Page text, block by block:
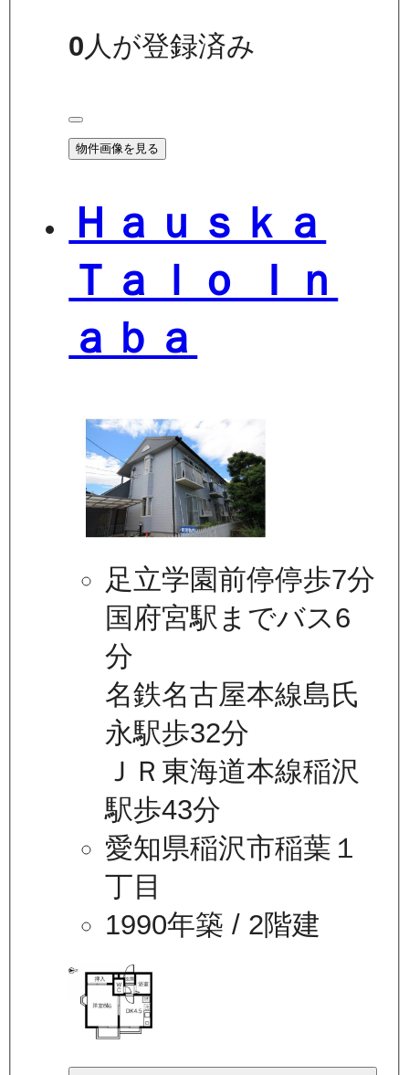
0 人が登録済み
物件画像を見る
Ｈａｕｓｋａ
Ｔａｌｏ Ｉｎ
ａｂａ
足立学園前停停歩7分
国府宮駅までバス6
分
名鉄名古屋本線島氏
永駅歩32分
ＪＲ東海道本線稲沢
駅歩43分
愛知県稲沢市稲葉１
丁目
1990年築 / 2階建